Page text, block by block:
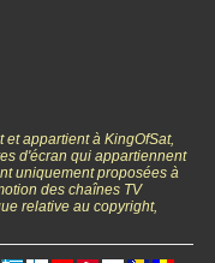
appartient à KingOfSat,
d'écran qui appartiennent
uniquement proposées à
des chaînes TV
relative au copyright,